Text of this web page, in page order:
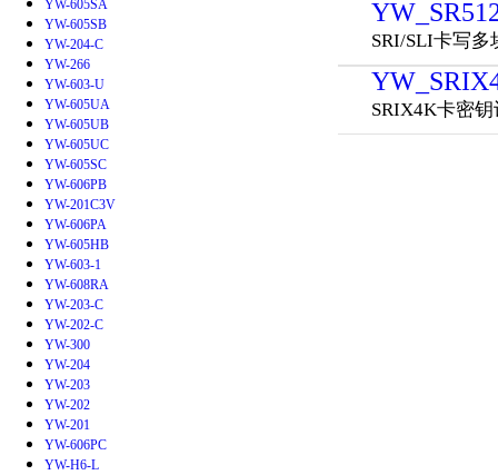
YW-605SA
YW-605SB
YW-204-C
YW-266
YW-603-U
YW-605UA
YW-605UB
YW-605UC
YW-605SC
YW-606PB
YW-201C3V
YW-606PA
YW-605HB
YW-603-1
YW-608RA
YW-203-C
YW-202-C
YW-300
YW-204
YW-203
YW-202
YW-201
YW-606PC
YW-H6-L
SRI/SLI卡写多
SRIX4K卡密